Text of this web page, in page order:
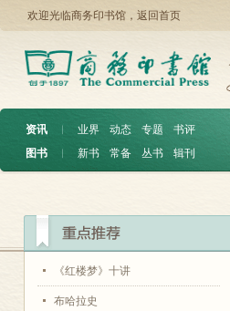
欢迎光临商务印书馆， 返回首页
资讯 ︱ 业界 动态 专题
书评
图书
︱ 新书 常备 丛书 辑刊
《红楼梦》十讲
布哈拉史